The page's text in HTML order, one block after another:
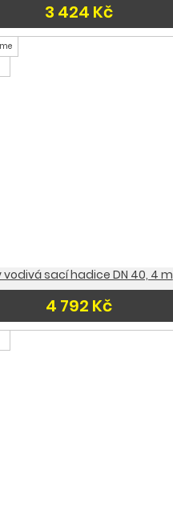
3 424 Kč
vodivá sací hadice DN 40, 4 m
4 792 Kč